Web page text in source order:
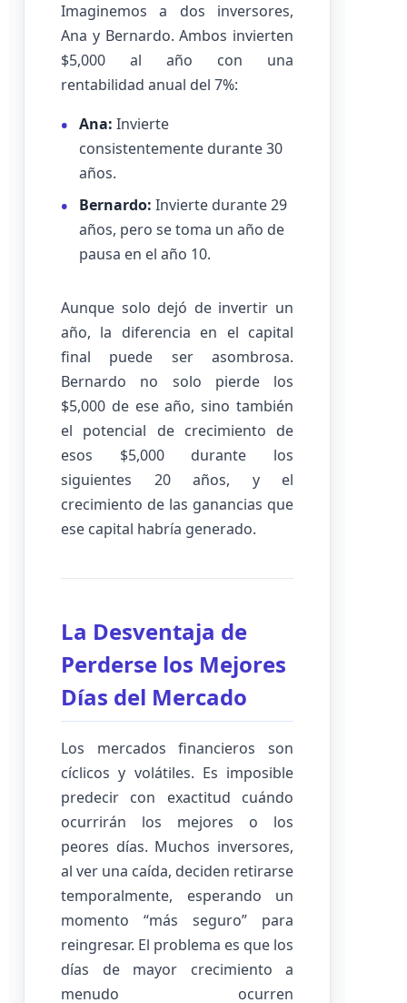
Imaginemos a dos inversores,
Ana y Bernardo. Ambos invierten
$5,000 al año con una
rentabilidad anual del 7%:
Ana: Invierte
consistentemente durante 30
años.
Bernardo: Invierte durante 29
años, pero se toma un año de
pausa en el año 10.
Aunque solo dejó de invertir un
año, la diferencia en el capital
final puede ser asombrosa.
Bernardo no solo pierde los
$5,000 de ese año, sino también
el potencial de crecimiento de
esos $5,000 durante los
siguientes 20 años, y el
crecimiento de las ganancias que
ese capital habría generado.
La Desventaja de
Perderse los Mejores
Días del Mercado
Los mercados financieros son
cíclicos y volátiles. Es imposible
predecir con exactitud cuándo
ocurrirán los mejores o los
peores días. Muchos inversores,
al ver una caída, deciden retirarse
temporalmente, esperando un
momento “más seguro” para
reingresar. El problema es que los
días de mayor crecimiento a
menudo ocurren